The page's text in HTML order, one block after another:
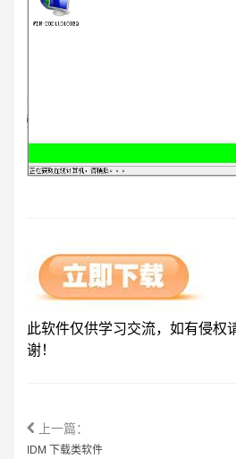
此软件仅供学习交流，如有侵权
谢！
上一篇：
IDM 下载类软件